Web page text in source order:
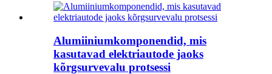
Alumiiniumkomponendid, mis
kasutavad elektriautode jaoks
kõrgsurvevalu protsessi